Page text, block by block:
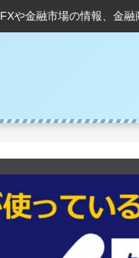
FXや金融市場の情報、金融